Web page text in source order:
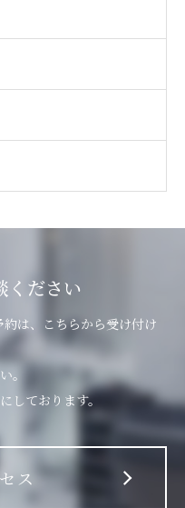
ください
は、こちらから受け付け
。
しております。
ス